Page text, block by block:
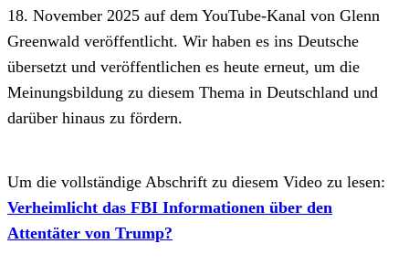
18. November 2025 auf dem YouTube-Kanal von Glenn
Greenwald veröffentlicht. Wir haben es ins Deutsche
übersetzt und veröffentlichen es heute erneut, um die
Meinungsbildung zu diesem Thema in Deutschland und
darüber hinaus zu fördern.
Um die vollständige Abschrift zu diesem Video zu lesen:
Verheimlicht das FBI Informationen über den
Attentäter von Trump?